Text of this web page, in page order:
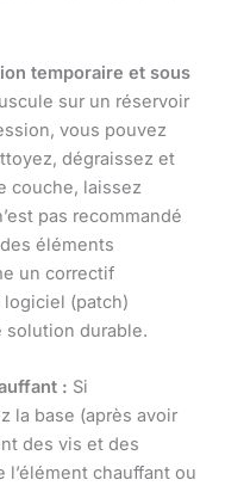
temporaire et sous
sur un réservoir
vous pouvez
dégraissez et
couche, laissez
pas recommandé
éléments
un correctif
logiciel (patch)
solution durable.
: Si
la base (après avoir
des vis et des
chauffant ou